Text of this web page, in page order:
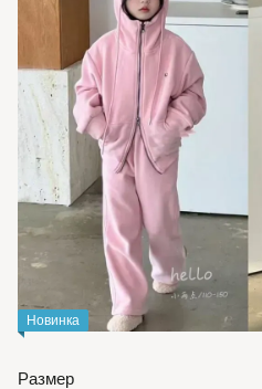
Новинка
Размер